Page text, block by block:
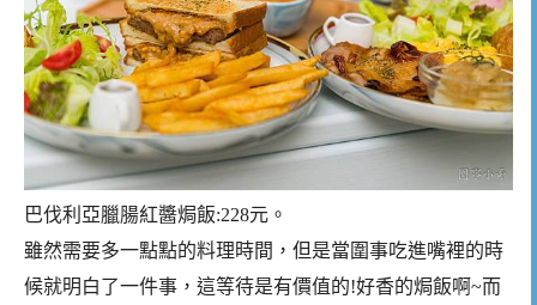
巴伐利亞臘腸紅醬焗飯:228元。
雖然需要多一點點的料理時間，但是當圍事吃進嘴裡的時
候就明白了一件事，這等待是有價值的!好香的焗飯啊~而